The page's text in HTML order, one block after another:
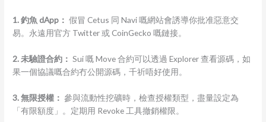
1. 釣魚 dApp： 假冒 Cetus 同 Navi 嘅網站會誘導你批准惡意交
易。永遠用官方 Twitter 或 CoinGecko 嘅鏈接。
2. 未驗證合約： Sui 嘅 Move 合約可以透過 Explorer 查看源碼，如
果一個協議嘅合約冇公開源碼，千祈唔好使用。
3. 無限授權： 參與流動性挖礦時，檢查授權類型，盡量設定為
「有限額度」。定期用 Revoke 工具撤銷權限。